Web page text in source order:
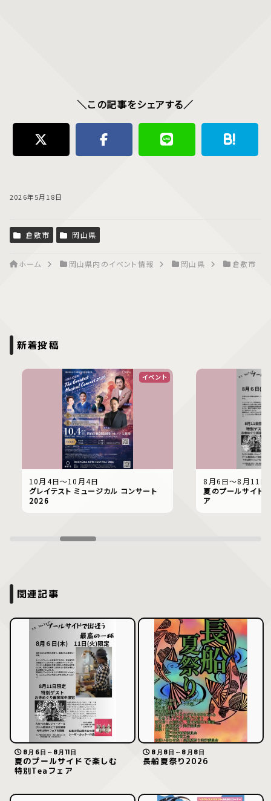
＼この記事をシェアする／
2026年5月18日
倉敷市 岡山県
ホーム 岡山県内のイベント情報 岡山県 倉敷市
新着投稿
イベント
10月4日〜10月4日
グレイテスト ミュージカル コンサート
2026
8月6日〜8月11日
夏のプールサイド
ア
関連記事
8月6日～8月11日
夏のプールサイドで楽しむ
特別Teaフェア
8月8日～8月8日
長船夏祭り2026